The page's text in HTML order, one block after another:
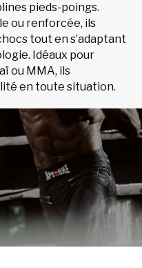
pieds-poings.
ou renforcée, ils
tout en s’adaptant
Idéaux pour
ou MMA, ils
en toute situation.